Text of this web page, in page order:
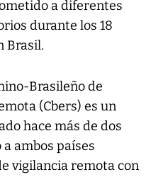
a diferentes
durante los 18
Brasil.
Brasileño de
(Cbers) es un
hace más de dos
ambos países
vigilancia remota con